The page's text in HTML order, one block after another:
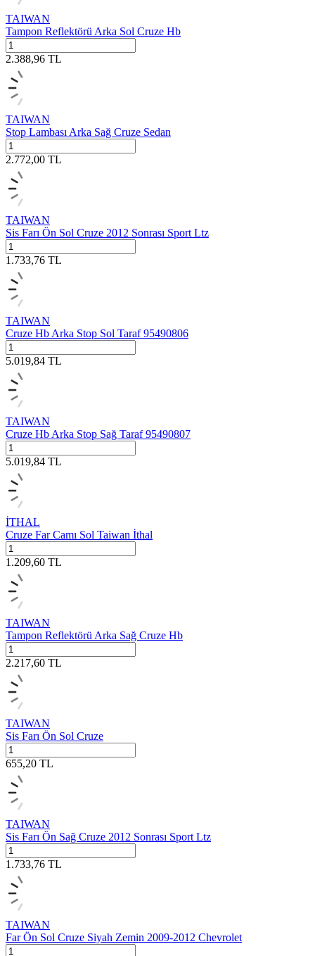
TAIWAN
Tampon Reflektörü Arka Sol Cruze Hb
2.388,96 TL
TAIWAN
Stop Lambası Arka Sağ Cruze Sedan
2.772,00 TL
TAIWAN
Sis Farı Ön Sol Cruze 2012 Sonrası Sport Ltz
1.733,76 TL
TAIWAN
Cruze Hb Arka Stop Sol Taraf 95490806
5.019,84 TL
TAIWAN
Cruze Hb Arka Stop Sağ Taraf 95490807
5.019,84 TL
İTHAL
Cruze Far Camı Sol Taiwan İthal
1.209,60 TL
TAIWAN
Tampon Reflektörü Arka Sağ Cruze Hb
2.217,60 TL
TAIWAN
Sis Farı Ön Sol Cruze
655,20 TL
TAIWAN
Sis Farı Ön Sağ Cruze 2012 Sonrası Sport Ltz
1.733,76 TL
TAIWAN
Far Ön Sol Cruze Siyah Zemin 2009-2012 Chevrolet